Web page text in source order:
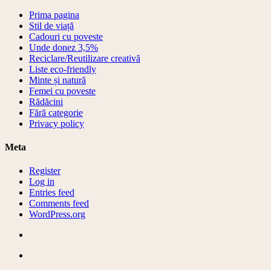
Prima pagina
Stil de viață
Cadouri cu poveste
Unde donez 3,5%
Reciclare/Reutilizare creativă
Liste eco-friendly
Minte și natură
Femei cu poveste
Rădăcini
Fără categorie
Privacy policy
Meta
Register
Log in
Entries feed
Comments feed
WordPress.org